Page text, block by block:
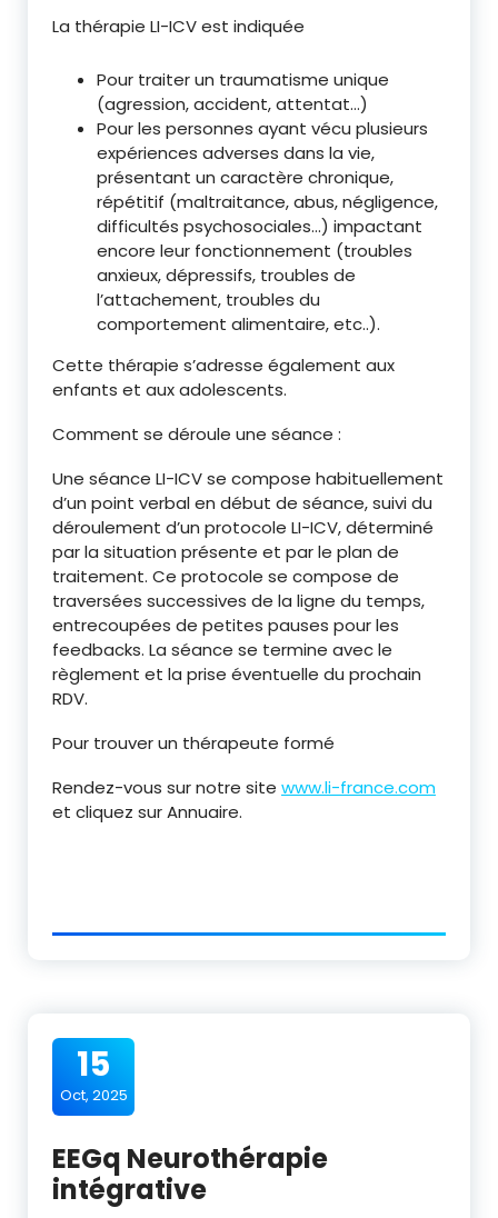
La thérapie LI-ICV est indiquée
Pour traiter un traumatisme unique
(agression, accident, attentat…)
Pour les personnes ayant vécu plusieurs
expériences adverses dans la vie,
présentant un caractère chronique,
répétitif (maltraitance, abus, négligence,
difficultés psychosociales…) impactant
encore leur fonctionnement (troubles
anxieux, dépressifs, troubles de
l’attachement, troubles du
comportement alimentaire, etc..).
Cette thérapie s’adresse également aux
enfants et aux adolescents.
Comment se déroule une séance :
Une séance LI-ICV se compose habituellement
d’un point verbal en début de séance, suivi du
déroulement d’un protocole LI-ICV, déterminé
par la situation présente et par le plan de
traitement. Ce protocole se compose de
traversées successives de la ligne du temps,
entrecoupées de petites pauses pour les
feedbacks. La séance se termine avec le
règlement et la prise éventuelle du prochain
RDV.
Pour trouver un thérapeute formé
Rendez-vous sur notre site www.li-france.com
et cliquez sur Annuaire.
15
Oct, 2025
EEGq Neurothérapie
intégrative